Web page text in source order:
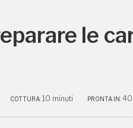
le
COTTURA: 10 minuti PRONTA IN: 40